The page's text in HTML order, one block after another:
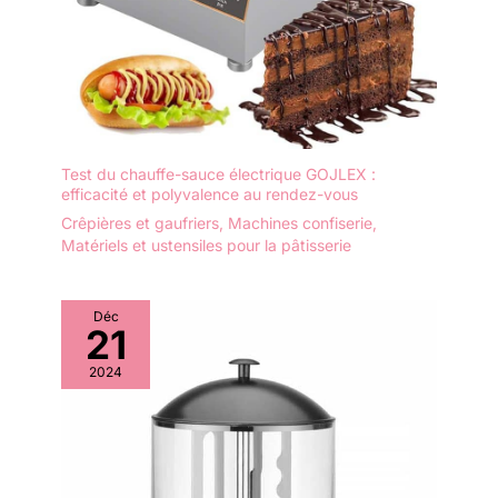
divers gâteaux avec tous
les kits de décoration de
gâteaux en classe de
décoration de gâteaux.
Comprend 200 moules à
cupcakes et muffins
pour faire des cupcakes.
Un gâteau fait à la main
peut exprimer votre
amour et votre sincérité
au maximum comme
de mariage, la décoration
de Noël. Cadeau idéal
pour boulanger et femme
anniversaire, un
anniversaire de mariage
Test du chauffe-sauce électrique GOJLEX :
efficacité et polyvalence au rendez-vous
Crêpières et gaufriers Machines confiserie
Matériels et ustensiles pour la pâtisserie
Déc
21
2024